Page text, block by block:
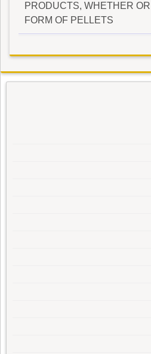
PRODUCTS, WHETHER
FORM OF PELLETS